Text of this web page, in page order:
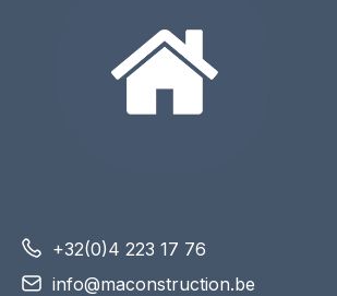
+32(0)4 223 17 76
info@maconstruction.be